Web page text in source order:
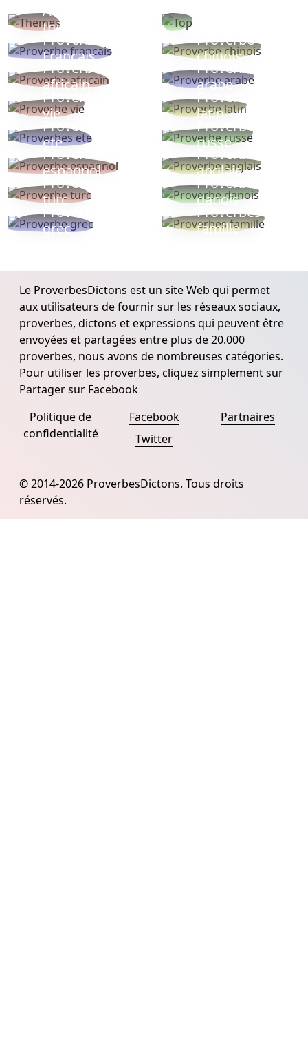
Autres
thèmes
Proverbe
Français
Proverbe
chinois
Proverbe
africain
Proverbe
arabe
Proverbe
vie
Proverbe
latin
Proverbes
ete
Proverbe
russe
Proverbe
espagnol
Proverbe
anglais
Proverbe
turc
Proverbe
danois
Proverbe
grec
Proverbes
famille
Le ProverbesDictons est un site Web qui permet
aux utilisateurs de fournir sur les réseaux sociaux,
proverbes, dictons et expressions qui peuvent être
envoyées et partagées entre plus de 20.000
proverbes, nous avons de nombreuses catégories.
Pour utiliser les proverbes, cliquez simplement sur
Partager sur Facebook
Politique de
confidentialité
Facebook
Twitter
Partnaires
© 2014-2026 ProverbesDictons. Tous droits
réservés.